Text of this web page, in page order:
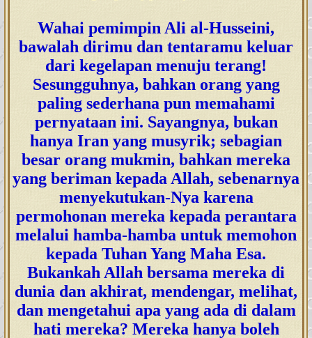
Wahai pemimpin Ali al-Husseini,
bawalah dirimu dan tentaramu keluar
dari kegelapan menuju terang!
Sesungguhnya, bahkan orang yang
paling sederhana pun memahami
pernyataan ini. Sayangnya, bukan
hanya Iran yang musyrik; sebagian
besar orang mukmin, bahkan mereka
yang beriman kepada Allah, sebenarnya
menyekutukan-Nya karena
permohonan mereka kepada perantara
melalui hamba-hamba untuk memohon
kepada Tuhan Yang Maha Esa.
Bukankah Allah bersama mereka di
dunia dan akhirat, mendengar, melihat,
dan mengetahui apa yang ada di dalam
hati mereka? Mereka hanya boleh